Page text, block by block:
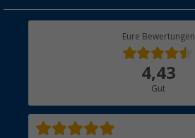
Rücksendung
Eure Bewertungen
4,43
Gut